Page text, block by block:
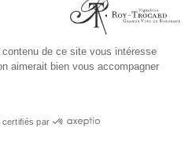
abuse is dangerous for health.
EST VIVEMENT DÉCONSEILLÉE AUX
D'ALCOOL À DES MINEURS DE MOINS
de ce site vous intéresse
aimerait bien vous accompagner
certifiés par